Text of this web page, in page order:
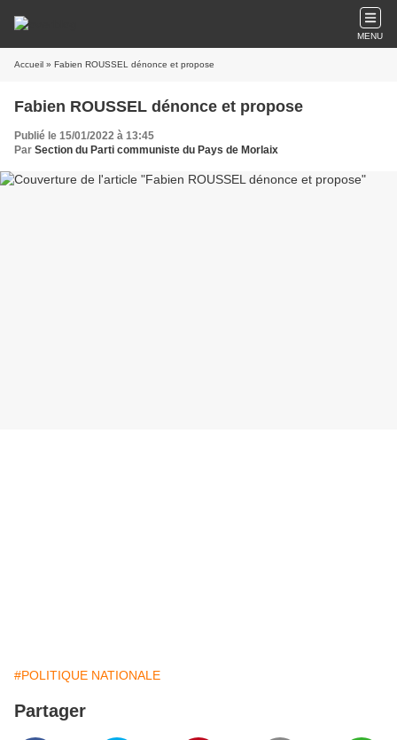
MENU
Accueil » Fabien ROUSSEL dénonce et propose
Fabien ROUSSEL dénonce et propose
Publié le 15/01/2022 à 13:45
Par Section du Parti communiste du Pays de Morlaix
#POLITIQUE NATIONALE
Partager